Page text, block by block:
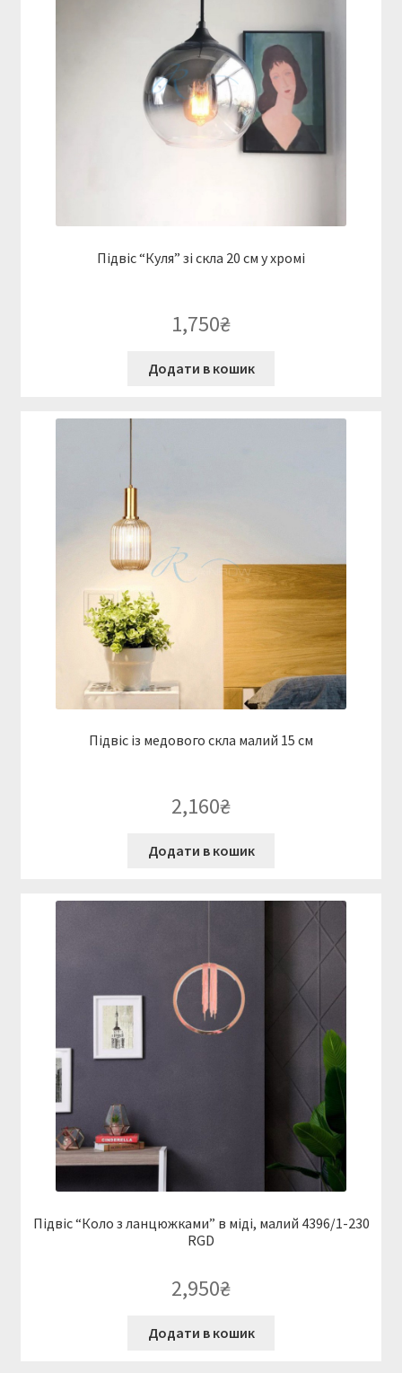
Підвіс “Куля” зі скла 20 см у хромі
1,750₴
Додати в кошик
Підвіс із медового скла малий 15 см
2,160₴
Додати в кошик
Підвіс “Коло з ланцюжками” в міді, малий 4396/1-230
RGD
2,950₴
Додати в кошик